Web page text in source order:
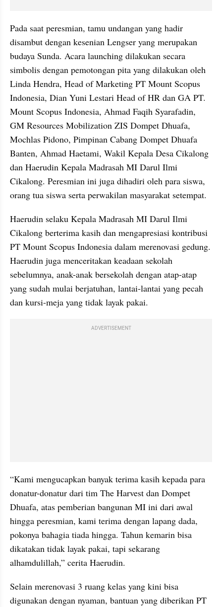
Pada saat peresmian, tamu undangan yang hadir
disambut dengan kesenian Lengser yang merupakan
budaya Sunda. Acara launching dilakukan secara
simbolis dengan pemotongan pita yang dilakukan oleh
Linda Hendra, Head of Marketing PT Mount Scopus
Indonesia, Dian Yuni Lestari Head of HR dan GA PT.
Mount Scopus Indonesia, Ahmad Faqih Syarafadin,
GM Resources Mobilization ZIS Dompet Dhuafa,
Mochlas Pidono, Pimpinan Cabang Dompet Dhuafa
Banten, Ahmad Haetami, Wakil Kepala Desa Cikalong
dan Haerudin Kepala Madrasah MI Darul Ilmi
Cikalong. Peresmian ini juga dihadiri oleh para siswa,
orang tua siswa serta perwakilan masyarakat setempat.
Haerudin selaku Kepala Madrasah MI Darul Ilmi
Cikalong berterima kasih dan mengapresiasi kontribusi
PT Mount Scopus Indonesia dalam merenovasi gedung.
Haerudin juga menceritakan keadaan sekolah
sebelumnya, anak-anak bersekolah dengan atap-atap
yang sudah mulai berjatuhan, lantai-lantai yang pecah
dan kursi-meja yang tidak layak pakai.
ADVERTISEMENT
“Kami mengucapkan banyak terima kasih kepada para
donatur-donatur dari tim The Harvest dan Dompet
Dhuafa, atas pemberian bangunan MI ini dari awal
hingga peresmian, kami terima dengan lapang dada,
pokonya bahagia tiada hingga. Tahun kemarin bisa
dikatakan tidak layak pakai, tapi sekarang
alhamdulillah,” cerita Haerudin.
Selain merenovasi 3 ruang kelas yang kini bisa
digunakan dengan nyaman, bantuan yang diberikan PT